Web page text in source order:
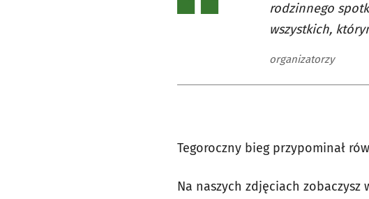
rodzinnego
wszystkich,
organizatorzy
Tegoroczny bieg przypominał
Na naszych zdjęciach